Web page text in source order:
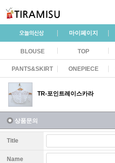
마이페이지
BLOUSE TOP
PANTS&SKIRT ONEPIECE
TR-포인트레이스카라
상품문의
Title
Name